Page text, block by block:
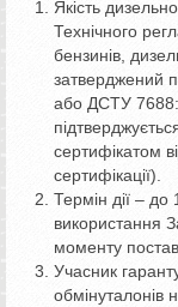
Якість
Технічного
бензинів,
затверджений
або ДСТУ
сертифікатом
сертифікації).
Термін дії –
використання
моменту
Учасник
обмінуталонів